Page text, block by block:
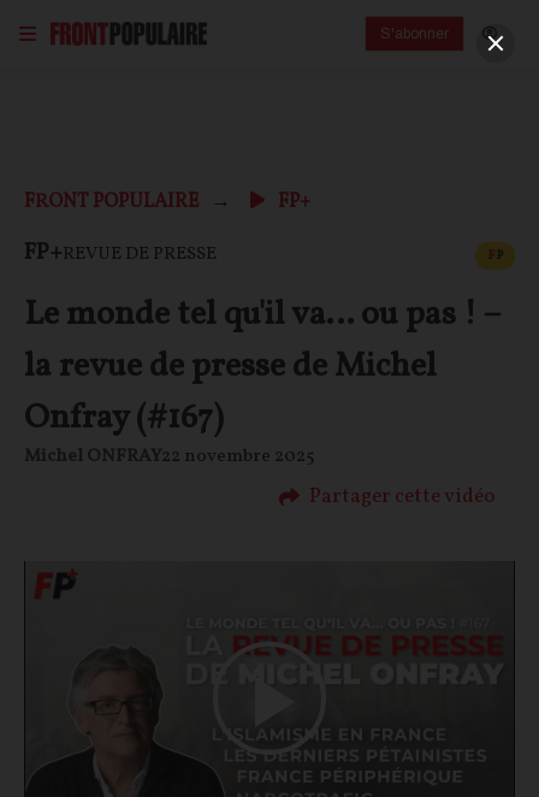
S'abonner
FRONT POPULAIRE FP+
FP+REVUE DE PRESSE FP
Le monde tel qu'il va… ou pas ! –
la revue de presse de Michel
Onfray (#167)
Michel ONFRAY22 novembre 2025
Partager cette vidéo
Play